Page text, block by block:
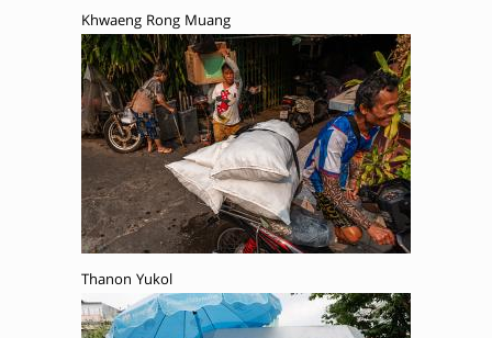
Khwaeng Rong Muang
Thanon Yukol